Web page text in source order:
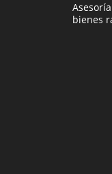
bienes